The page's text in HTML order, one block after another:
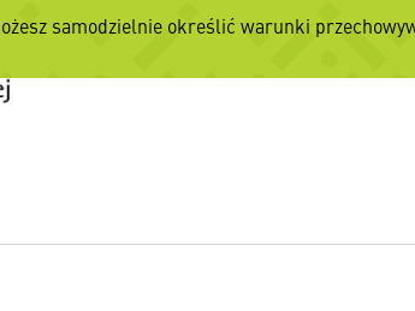
samodzielnie określić warunki